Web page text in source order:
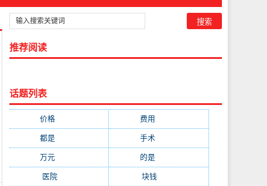
推荐阅读
话题列表
价格 费用
都是 手术(1536)
万元 的是(1059)
医院(647) 块钱